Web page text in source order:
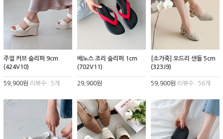
주얼 커브 슬리퍼 9cm
(424V10)
59,900원 리뷰수 : 5개
베노스 조리 슬리퍼 1cm
(702V11)
29,900원
[소가죽] 오드리 샌들 5cm
(323J9)
59,900원 리뷰수 : 56개